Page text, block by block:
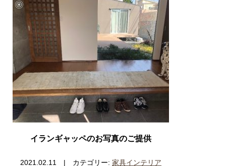
イランギャッペのお写真のご提供
2021.02.11 | カテゴリー: 家具インテリア